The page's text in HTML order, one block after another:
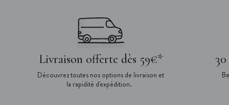
Livraison offerte dès 59€*
Découvrez toutes nos options de livraison et
la rapidité d'expédition.